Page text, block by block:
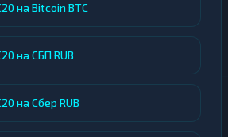
на Bitcoin BTC
на СБП RUB
на Сбер RUB